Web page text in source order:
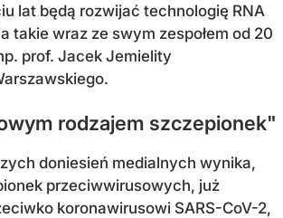
lat będą rozwijać technologię RNA
takie wraz ze swym zespołem od 20
prof. Jacek Jemielity
rodzajem szczepionek"
doniesień medialnych wynika,
przeciwwirusowych, już
koronawirusowi SARS-CoV-2,